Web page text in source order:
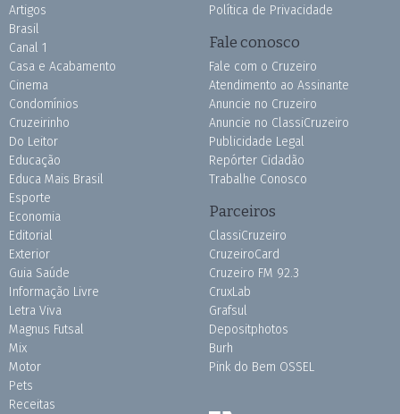
Artigos
Brasil
Canal 1
Casa e Acabamento
Cinema
Condomínios
Cruzeirinho
Do Leitor
Educação
Educa Mais Brasil
Esporte
Economia
Editorial
Exterior
Guia Saúde
Informação Livre
Letra Viva
Magnus Futsal
Mix
Motor
Pets
Receitas
Política de Privacidade
Fale conosco
Fale com o Cruzeiro
Atendimento ao Assinante
Anuncie no Cruzeiro
Anuncie no ClassiCruzeiro
Publicidade Legal
Repórter Cidadão
Trabalhe Conosco
Parceiros
ClassiCruzeiro
CruzeiroCard
Cruzeiro FM 92.3
CruxLab
Grafsul
Depositphotos
Burh
Pink do Bem OSSEL